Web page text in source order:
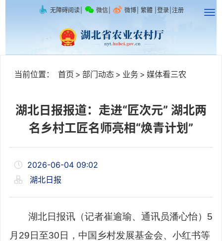
无障碍阅读 微信 微博 繁體 登录 注册
当前位置： 首页 > 部门动态 > 业务 > 媒体看三农
湖北日报报道：走进“匠次元” 湖北两
名乡村工匠名师亮相“焕青计划”
2026-06-04 09:02
湖北日报
湖北日报讯（记者崔逾瑜、通讯员潘心怡）5
月29日至30日，中国乡村发展基金会、小红书等